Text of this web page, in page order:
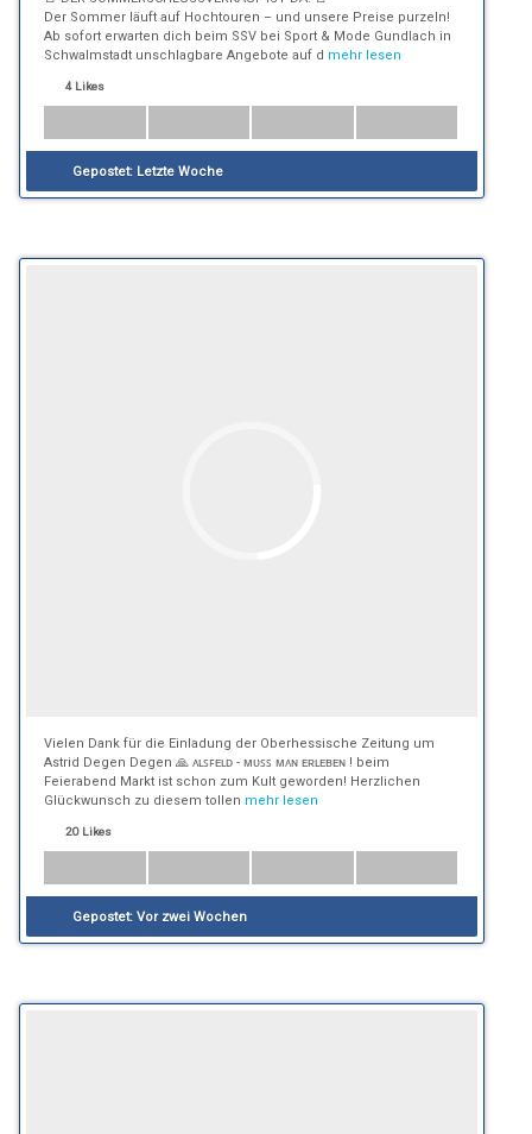
Der Sommer läuft auf Hochtouren – und unsere Preise purzeln!
Ab sofort erwarten dich beim SSV bei Sport & Mode Gundlach in
Schwalmstadt unschlagbare Angebote auf d mehr lesen
4 Likes
Gepostet: Letzte Woche
Vielen Dank für die Einladung der Oberhessische Zeitung um
Astrid Degen Degen 🙏 ᴀʟꜱꜰᴇʟᴅ - ᴍᴜꜱꜱ ᴍᴀɴ ᴇʀʟᴇʙᴇɴ ! beim
Feierabend Markt ist schon zum Kult geworden! Herzlichen
Glückwunsch zu diesem tollen mehr lesen
20 Likes
Gepostet: Vor zwei Wochen